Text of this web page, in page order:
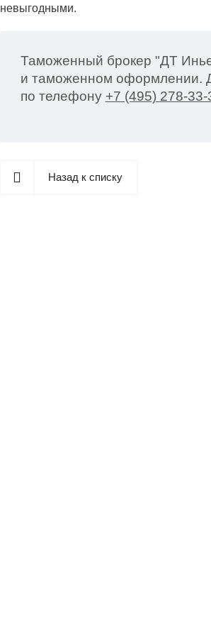
невыгодными.
Таможенный брокер "ДТ
и таможенном оформлении.
по телефону +7 (495) 278-33-
Назад к списку